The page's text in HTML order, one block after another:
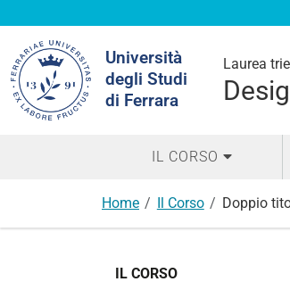
Università
degli Studi
di Ferrara
Laurea
nel
sito
IL CORSO
Home Il Corso Doppio
IL CORSO